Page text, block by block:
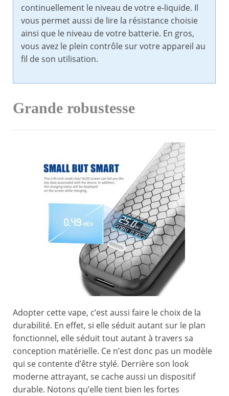
continuellement le niveau de votre e-liquide. Il
vous permet aussi de lire la résistance choisie
ainsi que le niveau de votre batterie. En gros,
vous avez le plein contrôle sur votre appareil au
fil de son utilisation.
Grande robustesse
Adopter cette vape, c’est aussi faire le choix de la
durabilité. En effet, si elle séduit autant sur le plan
fonctionnel, elle séduit tout autant à travers sa
conception matérielle. Ce n’est donc pas un modèle
qui se contente d’être stylé. Derrière son look
moderne attrayant, se cache aussi un dispositif
durable. Notons qu’elle tient bien les fortes